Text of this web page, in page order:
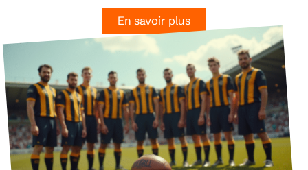
En savoir plus